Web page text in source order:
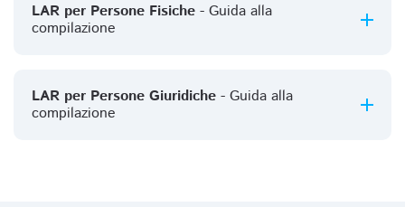
LAR per Persone Fisiche - Guida alla
compilazione
LAR per Persone Giuridiche - Guida alla
compilazione